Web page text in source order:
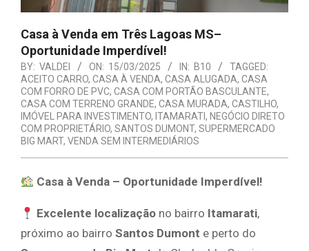
Casa à Venda em Três Lagoas MS–
Oportunidade Imperdível!
BY: VALDEI ON: 15/03/2025 IN: B10
TAGGED:
ACEITO CARRO, CASA À VENDA, CASA ALUGADA, CASA
COM FORRO DE PVC, CASA COM PORTÃO BASCULANTE,
CASA COM TERRENO GRANDE, CASA MURADA, CASTILHO,
IMÓVEL PARA INVESTIMENTO, ITAMARATI, NEGÓCIO DIRETO
COM PROPRIETÁRIO, SANTOS DUMONT, SUPERMERCADO
BIG MART, VENDA SEM INTERMEDIÁRIOS
Casa à Venda – Oportunidade Imperdível!
Excelente localização no bairro Itamarati,
próximo ao bairro Santos Dumont e perto do